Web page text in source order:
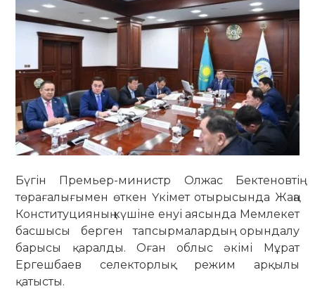
Бүгін Премьер-министр Олжас Бектеновтің
төрағалығымен өткен Үкімет отырысында Жаңа
Конституцияның күшіне енуі аясында Мемлекет
басшысы берген тапсырмалардың орындалу
барысы қаралды. Оған облыс әкімі Мұрат
Ергешбаев селекторлық режим арқылы
қатысты.